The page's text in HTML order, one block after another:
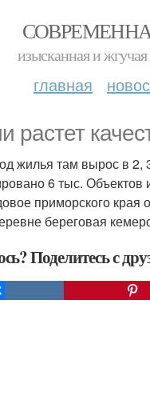
изысканная и
главная
растет
жилья там вырос в 2,
6 тыс. Объектов
приморского края
береговая
Поделитесь с